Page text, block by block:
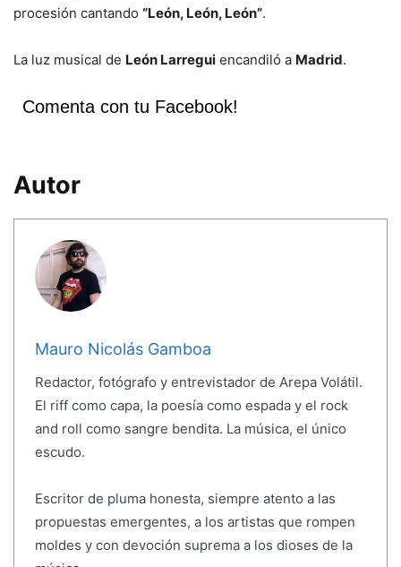
procesión cantando “León, León, León”.
La luz musical de León Larregui encandiló a Madrid.
Comenta con tu Facebook!
Autor
Mauro Nicolás Gamboa
Redactor, fotógrafo y entrevistador de Arepa Volátil.
El riff como capa, la poesía como espada y el rock
and roll como sangre bendita. La música, el único
escudo.
Escritor de pluma honesta, siempre atento a las
propuestas emergentes, a los artistas que rompen
moldes y con devoción suprema a los dioses de la